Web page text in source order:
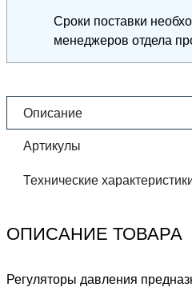
Сроки поставки
менеджеров отдела
Описание
Артикулы
Технические
ОПИСАНИЕ ТОВАРА
Регуляторы давления